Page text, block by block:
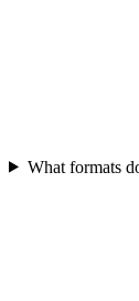
What formats